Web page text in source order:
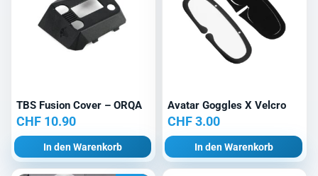
TBS Fusion Cover – ORQA
CHF 10.90
In den Warenkorb
Avatar Goggles X Velcro
CHF3.00
In den Warenkorb